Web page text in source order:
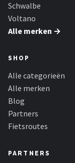
Cortina
Schwalbe
Voltano
Alle merken →
SHOP
Alle categorieën
Alle merken
Blog
Partners
Fietsroutes
PARTNERS